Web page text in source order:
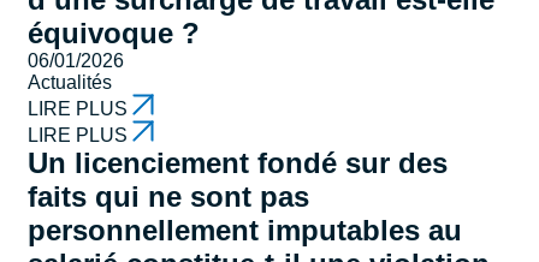
équivoque ?
06/01/2026
Actualités
LIRE PLUS
LIRE PLUS
Un licenciement fondé sur des
faits qui ne sont pas
personnellement imputables au